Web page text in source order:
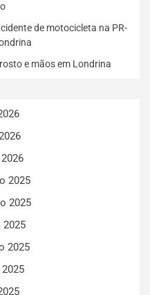
de motocicleta na PR-
e mãos em Londrina
2025
2025
2025
2025